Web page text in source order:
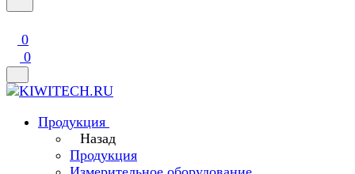
0
0
Продукция
Назад
Продукция